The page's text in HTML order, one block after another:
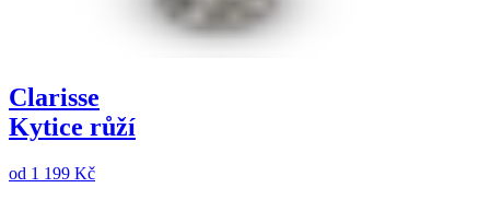
Clarisse
Kytice růží
od 1 199 Kč